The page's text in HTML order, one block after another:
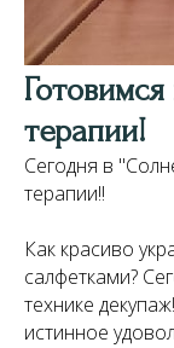
терапии!
Сегодня в
терапии!!
Как красиво
салфетками?
технике
истинное